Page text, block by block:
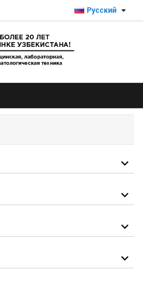
Русский 